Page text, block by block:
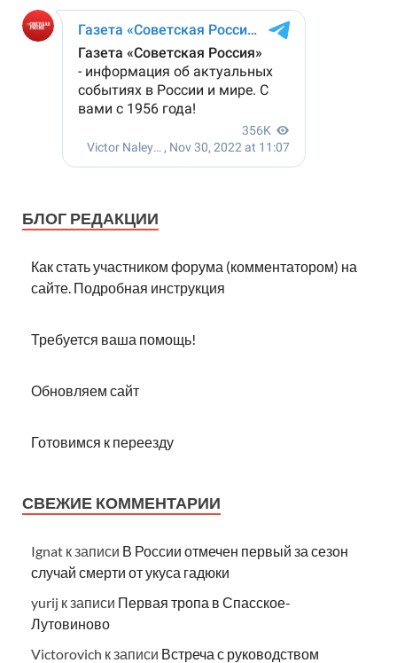
БЛОГ РЕДАКЦИИ
Как стать участником форума (комментатором) на
сайте. Подробная инструкция
Требуется ваша помощь!
Обновляем сайт
Готовимся к переезду
СВЕЖИЕ КОММЕНТАРИИ
Ignat к записи В России отмечен первый за сезон
случай смерти от укуса гадюки
yurij к записи Первая тропа в Спасское-
Лутовиново
Victorovich к записи Встреча с руководством